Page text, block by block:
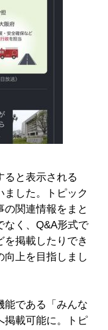
ると表示される
ました。トピック
の関連情報をまと
なく、Q&A形式で
掲載したりでき
向上を目指しまし
能である「みんな
掲載可能に。トピ